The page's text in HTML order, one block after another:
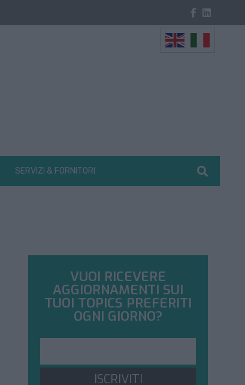
SERVIZI & FORNITORI
VUOI RICEVERE
AGGIORNAMENTI SUI
TUOI TOPICS PREFERITI
OGNI GIORNO?
ISCRIVITI